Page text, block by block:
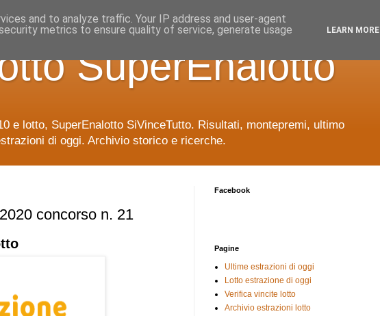
SuperEnalotto
e lotto, SuperEnalotto SiVinceTutto. Risultati, montepremi, ultimo
di oggi. Archivio storico e ricerche.
concorso n. 21
Facebook
Pagine
Ultime estrazioni di oggi
Lotto estrazione di oggi
Verifica vincite lotto
Archivio estrazioni lotto
and to analyze traffic. Your IP address and user-agent
metrics to ensure quality of service, generate usage
LEARN MORE